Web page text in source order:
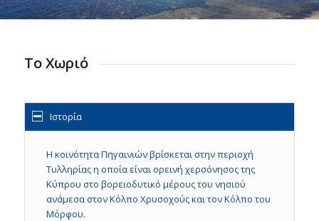
Το Χωριό
Ιστορία
Η κοινότητα Πηγαινιών βρίσκεται στην περιοχή
Τυλληρίας η οποία είναι ορεινή χερσόνησος της
Κύπρου στο βορειοδυτικό μέρους του νησιού
ανάμεσα στον Κόλπο Χρυσοχούς και τον Κόλπο του
Μόρφου.